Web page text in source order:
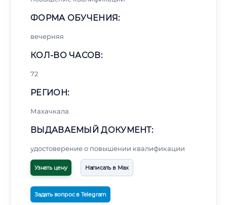
ФОРМА ОБУЧЕНИЯ:
вечерняя
КОЛ-ВО ЧАСОВ:
72
РЕГИОН:
Махачкала
ВЫДАВАЕМЫЙ ДОКУМЕНТ:
удостоверение о повышении квалификации
Узнать цену Написать в Max
Задать вопрос в Telegram